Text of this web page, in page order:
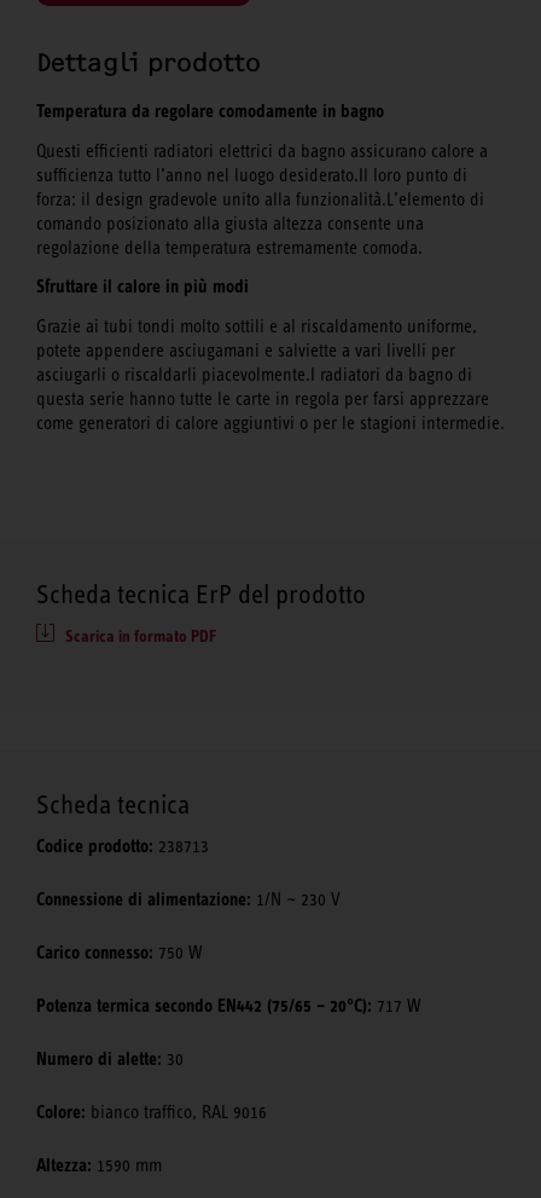
Dettagli prodotto
Temperatura da regolare comodamente in bagno
Questi efficienti radiatori elettrici da bagno assicurano calore a
sufficienza tutto l’anno nel luogo desiderato.Il loro punto di
forza: il design gradevole unito alla funzionalità.L’elemento di
comando posizionato alla giusta altezza consente una
regolazione della temperatura estremamente comoda.
Sfruttare il calore in più modi
Grazie ai tubi tondi molto sottili e al riscaldamento uniforme,
potete appendere asciugamani e salviette a vari livelli per
asciugarli o riscaldarli piacevolmente.I radiatori da bagno di
questa serie hanno tutte le carte in regola per farsi apprezzare
come generatori di calore aggiuntivi o per le stagioni intermedie.
Scheda tecnica ErP del prodotto
Scarica in formato PDF
Scheda tecnica
Codice prodotto: 238713
Connessione di alimentazione: 1/N ~ 230 V
Carico connesso: 750 W
Potenza termica secondo EN442 (75/65 – 20°C): 717 W
Numero di alette: 30
Colore: bianco traffico, RAL 9016
Altezza: 1590 mm